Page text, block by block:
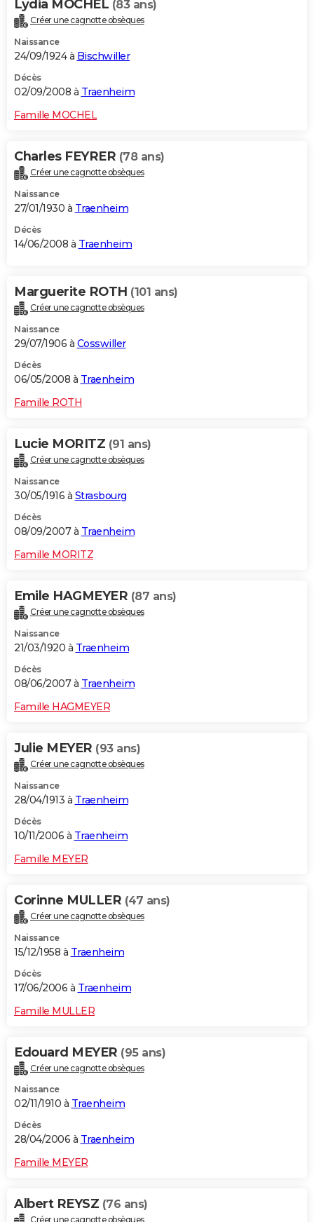
Lydia MOCHEL (83 ans)
Créer une cagnotte obsèques
Naissance
24/09/1924 à Bischwiller
Décès
02/09/2008 à Traenheim
Famille MOCHEL
Charles FEYRER (78 ans)
Créer une cagnotte obsèques
Naissance
27/01/1930 à Traenheim
Décès
14/06/2008 à Traenheim
Marguerite ROTH (101 ans)
Créer une cagnotte obsèques
Naissance
29/07/1906 à Cosswiller
Décès
06/05/2008 à Traenheim
Famille ROTH
Lucie MORITZ (91 ans)
Créer une cagnotte obsèques
Naissance
30/05/1916 à Strasbourg
Décès
08/09/2007 à Traenheim
Famille MORITZ
Emile HAGMEYER (87 ans)
Créer une cagnotte obsèques
Naissance
21/03/1920 à Traenheim
Décès
08/06/2007 à Traenheim
Famille HAGMEYER
Julie MEYER (93 ans)
Créer une cagnotte obsèques
Naissance
28/04/1913 à Traenheim
Décès
10/11/2006 à Traenheim
Famille MEYER
Corinne MULLER (47 ans)
Créer une cagnotte obsèques
Naissance
15/12/1958 à Traenheim
Décès
17/06/2006 à Traenheim
Famille MULLER
Edouard MEYER (95 ans)
Créer une cagnotte obsèques
Naissance
02/11/1910 à Traenheim
Décès
28/04/2006 à Traenheim
Famille MEYER
Albert REYSZ (76 ans)
Créer une cagnotte obsèques